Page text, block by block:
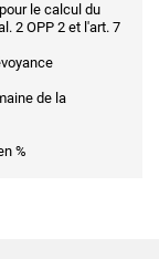
le calcul du
2 OPP 2 et l'art. 7
de la
%